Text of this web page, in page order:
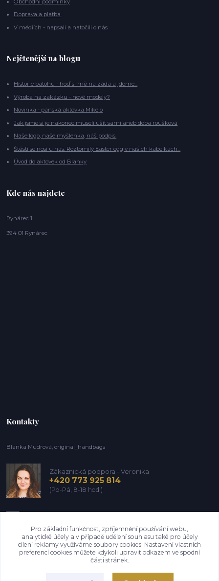
Doprava a platba
V médiích - napsali a natočili o nás
Nejčtenější na blogu
Historie batohu - hoď si mě na záda a jdeme...
Výroba na zakázku - nové modely?
Novinka - pánská aktovka Mikelo
Jak jsme si je nakonec museli ušít sami aneb doba roušková
Naše logo, naše myšlenka, náš podpis.
Štěstí se nosí u nás. Roztomilý Easter egg v našich kabelkách...
Úvod do aktovek od Blanky
Kde nás najdete
Rynárec 1
394 01 Rynárec
Kontakty
Blanka Mudrová, original_handbags
Zákaznická podpora - Veronika
+420 773 925 814
(Po-Pá, 8-18 hod.)
Pro základní funkčnost, zpříjemnění používání webu,
analytické účely a v případě udělení souhlasu také pro účely
cílení reklamy využíváme soubory cookies. Nastavení vlastních
preferencí cookies můžete kdykoli upravit odkazem ve spodní
části stránek.